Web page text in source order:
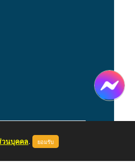
หน้าแรก ผู้ดูแลระบบ
นบุคคล. ยอมรับ